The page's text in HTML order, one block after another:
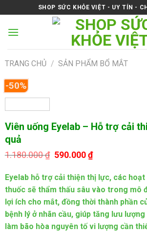
to
content
SHOP SỨC KHỎE VIỆT - UY TÍN -
TRANG CHỦ / SẢN PHẨM BỔ MẮT
-50%
Viên uống Eyelab – Hỗ trợ cải
quả
1.180.000₫ Giá
là:
1.180.000 ₫.
590.000₫Giá
tại
là:
590.000 ₫.
Eyelab hỗ trợ cải thiện thị lực, các
thuốc sẽ thẩm thấu sâu vào trong mô
lợi ích cho mắt, đồng thời thành phần
bệnh lý ở nhãn cầu, giúp tăng lưu
làm bão hòa nguyên tố vi lượng cần